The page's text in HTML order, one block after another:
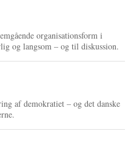
organisationsform i
og langsom – og til diskussion.
af demokratiet – og det danske